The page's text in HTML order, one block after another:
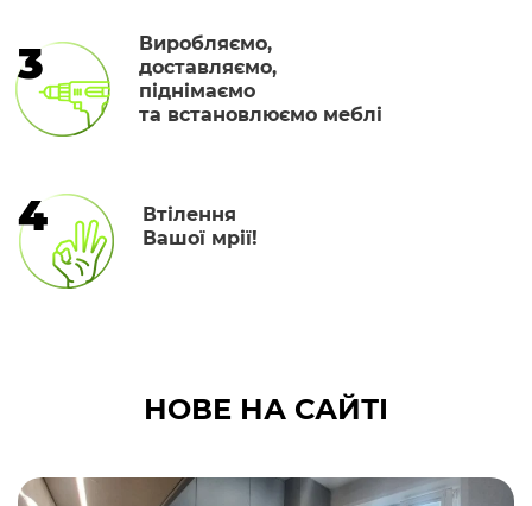
3
Виробляємо,
доставляємо,
піднімаємо
та встановлюємо меблі
4
Втілення
Вашої мрії!
НОВЕ НА САЙТІ